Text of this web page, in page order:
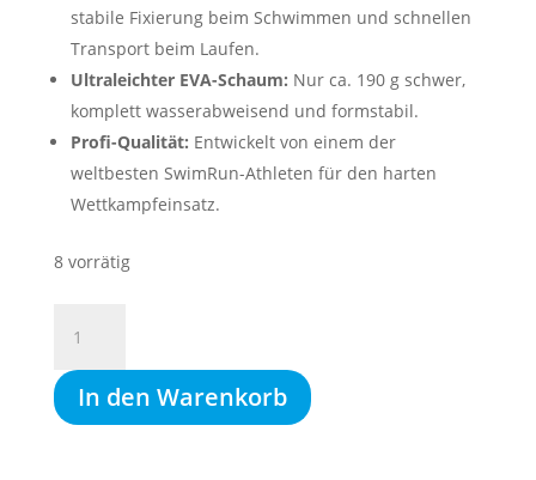
stabile Fixierung beim Schwimmen und schnellen
Transport beim Laufen.
Ultraleichter EVA-Schaum: Nur ca. 190 g schwer,
komplett wasserabweisend und formstabil.
Profi-Qualität: Entwickelt von einem der
weltbesten SwimRun-Athleten für den harten
Wettkampfeinsatz.
8 vorrätig
SWIMRUN
PULLBUOY
ORZA+
schwarz,
In den Warenkorb